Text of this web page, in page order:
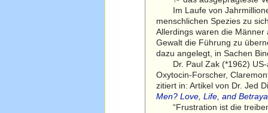
Im Laufe von
menschlichen Spezies zu
Allerdings waren die
Gewalt die Führung zu
dazu angelegt, in Sachen
Dr. Paul Zak (*1962) US-
Oxytocin-Forscher,
zitiert in: Artikel von Dr. Jed
Men? Love, Life, and
“Frustration ist die